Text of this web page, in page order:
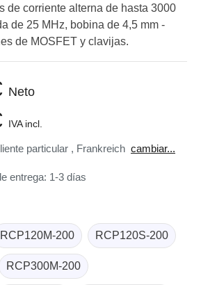
de corriente alterna de hasta 3000
de 25 MHz, bobina de 4,5 mm -
de MOSFET y clavijas.
Neto
IVA incl.
particular , Frankreich cambiar...
entrega: 1-3 días
RCP120M-200 RCP120S-200
RCP300M-200